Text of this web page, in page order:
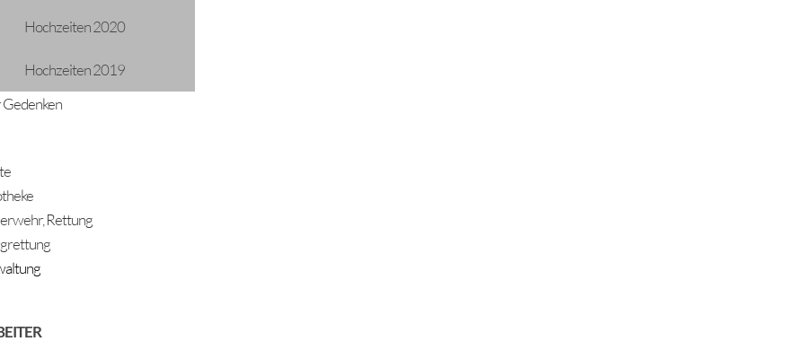
Hochzeiten 2020
Hochzeiten 2019
Rettung
dem Heiligen Abend wird in Längenfeld wieder durch verschiedene Angebote geprägt sein. Ein wenig Zeit in
musst es nur annehmen.
geworden und doch immer noch durch die Vielfältigkeit der einzelnen Fenster so einzigartig.
Kirchen und Kapellen, hören weihnachtliche Musik und Lieder und lauschen neuen Texten rund um die
dunklen Jahreszeit bringt Wärme und Freude in die Familien.
Und am Ende kommen alle vor der Krippe am Heiligen Abend zusammen und erwarten die Ankunft